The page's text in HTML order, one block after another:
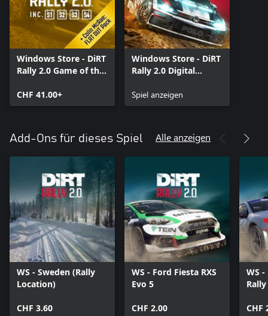
Windows Store - DiRT
Rally 2.0 Game of the
CHF 41.00+
Windows Store - DiRT
Rally 2.0 Digital
Spiel anzeigen
Add-Ons für dieses Spiel Alle anzeigen
WS - Sweden (Rally
Location)
CHF 3.60
WS - Ford Fiesta RXS
Evo 5
CHF 2.00
WS
Rally
CHF